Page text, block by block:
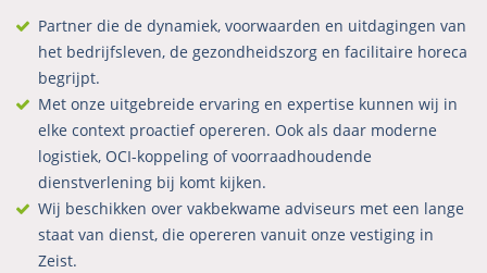
hoofdmenu
Partner die de dynamiek, voorwaarden en uitdagingen van
het bedrijfsleven, de gezondheidszorg en facilitaire horeca
begrijpt.
Met onze uitgebreide ervaring en expertise kunnen wij in
elke context proactief opereren. Ook als daar moderne
logistiek, OCI-koppeling of voorraadhoudende
dienstverlening bij komt kijken.
Wij beschikken over vakbekwame adviseurs met een lange
staat van dienst, die opereren vanuit onze vestiging in
Zeist.